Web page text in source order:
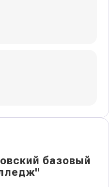
базовый